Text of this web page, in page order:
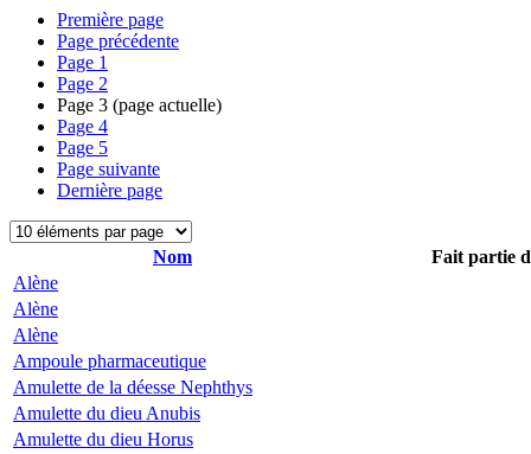
Première page
Page précédente
Page 1
Page 2
Page 3 (page actuelle)
Page 4
Page 5
Page suivante
Dernière page
Nom
Fait partie
Alène
Alène
Alène
Ampoule pharmaceutique
Amulette de la déesse Nephthys
Amulette du dieu Anubis
Amulette du dieu Horus